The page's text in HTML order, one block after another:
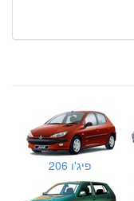
פיג'ו 206